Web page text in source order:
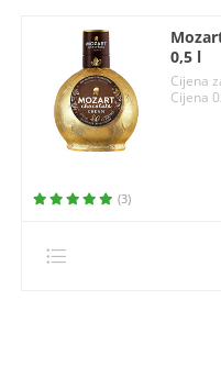
0,5 l
Cijena
Cijena
(3)